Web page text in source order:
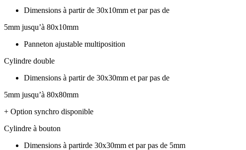
Dimensions à partir de 30x10mm et par pas de
5mm jusqu’à 80x10mm
Panneton ajustable multiposition
Cylindre double
Dimensions à partir de 30x30mm et par pas de
5mm jusqu’à 80x80mm
+ Option synchro disponible
Cylindre à bouton
Dimensions à partirde 30x30mm et par pas de 5mm